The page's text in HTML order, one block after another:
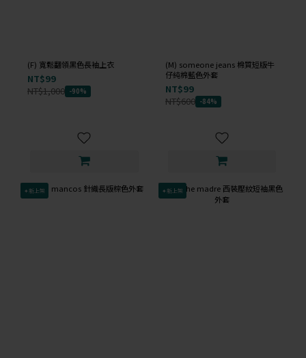
(F) 寬鬆翻領黑色長袖上衣
NT$99
NT$1,000 -90%
(M) someone jeans 棉質短版牛
仔純棉藍色外套
NT$99
NT$600 -84%
✦新上架 ✦新上架